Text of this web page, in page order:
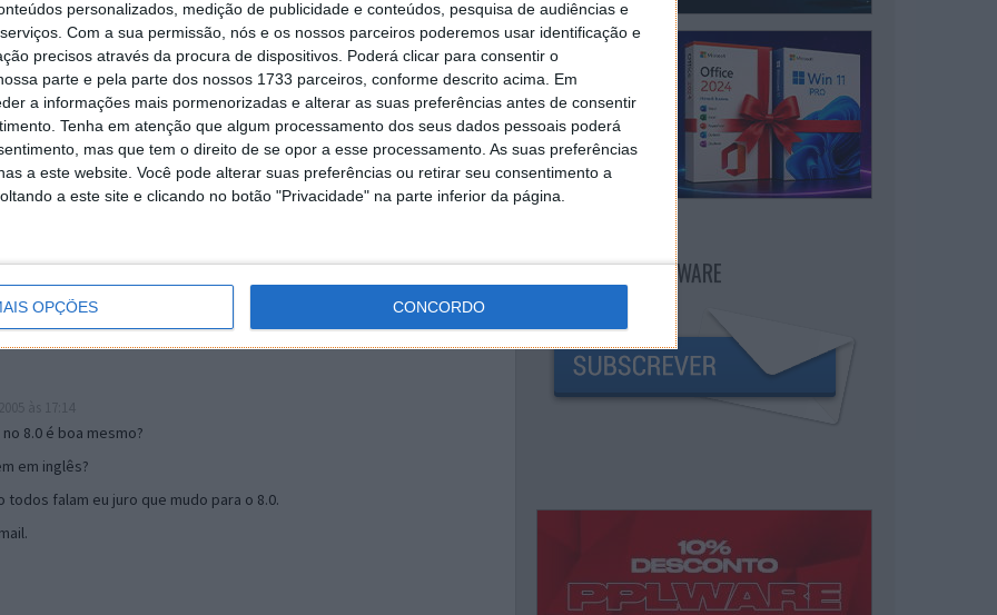
personalizados, medição de publicidade e conteúdos, pesquisa de audiências e
Com a sua permissão, nós e os nossos parceiros poderemos usar identificação e
precisos através da procura de dispositivos. Poderá clicar para consentir o
parte e pela parte dos nossos 1733 parceiros, conforme descrito acima. Em
a informações mais pormenorizadas e alterar as suas preferências antes de consentir
Tenha em atenção que algum processamento dos seus dados pessoais poderá
mas que tem o direito de se opor a esse processamento. As suas preferências
a este website. Você pode alterar suas preferências ou retirar seu consentimento a
a este site e clicando no botão "Privacidade" na parte inferior da página.
OPÇÕES CONCORDO
mail algum.
17:00
8.0 é boa mesmo?
em inglês?
falam eu juro que mudo para o 8.0.
NEWSLETTER PPLWARE